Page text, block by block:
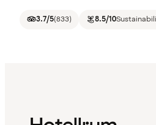
3.7/5(833) 8.5/10